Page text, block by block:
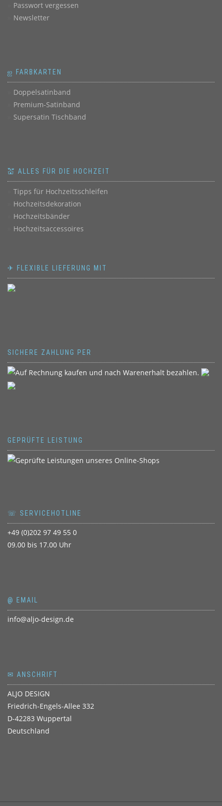
Passwort vergessen
Newsletter
ஐ FARBKARTEN
Doppelsatinband
Premium-Satinband
Supersatin Tischband
💒 ALLES FÜR DIE HOCHZEIT
Tipps für Hochzeitsschleifen
Hochzeitsdekoration
Hochzeitsbänder
Hochzeitsaccessoires
✈ FLEXIBLE LIEFERUNG MIT
SICHERE ZAHLUNG PER
GEPRÜFTE LEISTUNG
☏ SERVICEHOTLINE
+49 (0)202 97 49 55 0
09.00 bis 17.00 Uhr
@ EMAIL
info@aljo-design.de
✉ ANSCHRIFT
ALJO DESIGN
Friedrich-Engels-Allee 332
D-42283 Wuppertal
Deutschland